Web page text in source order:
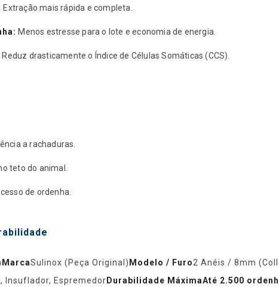
Extração mais rápida e completa.
Menos estresse para o lote e economia de energia.
Reduz drasticamente o Índice de Células Somáticas (CCS).
a rachaduras.
teto do animal.
de ordenha.
MarcaSulinox (Peça Original) Modelo / Furo2 Anéis / 8mm
Insuflador, Espremedor Durabilidade MáximaAté 2.500